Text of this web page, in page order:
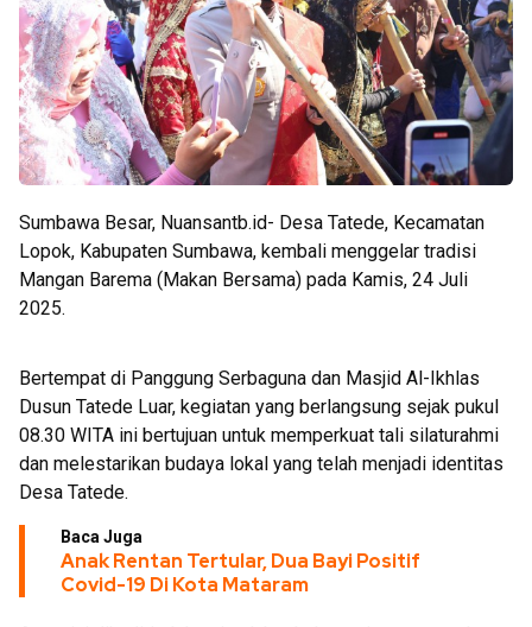
Sumbawa Besar, Nuansantb.id- Desa Tatede, Kecamatan
Lopok, Kabupaten Sumbawa, kembali menggelar tradisi
Mangan Barema (Makan Bersama) pada Kamis, 24 Juli
2025.
Bertempat di Panggung Serbaguna dan Masjid Al-Ikhlas
Dusun Tatede Luar, kegiatan yang berlangsung sejak pukul
08.30 WITA ini bertujuan untuk memperkuat tali silaturahmi
dan melestarikan budaya lokal yang telah menjadi identitas
Desa Tatede.
Baca Juga
Anak Rentan Tertular, Dua Bayi Positif
Covid-19 Di Kota Mataram